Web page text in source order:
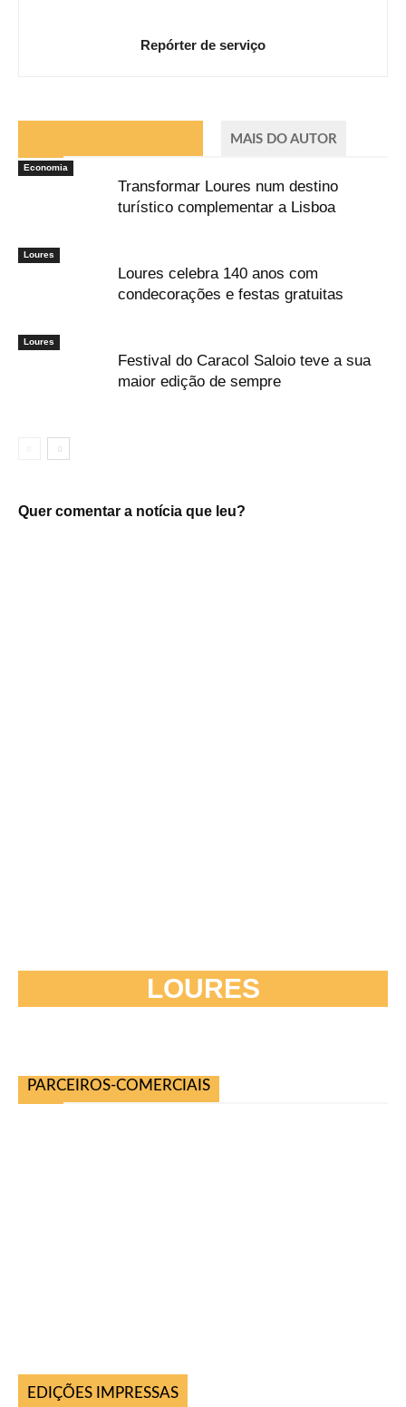
Repórter de serviço
MAIS DO AUTOR
Economia
Transformar Loures num destino
turístico complementar a Lisboa
Loures
Loures celebra 140 anos com
condecorações e festas gratuitas
Loures
Festival do Caracol Saloio teve a sua
maior edição de sempre
Quer comentar a notícia que leu?
LOURES
PARCEIROS-COMERCIAIS
EDIÇÕES IMPRESSAS